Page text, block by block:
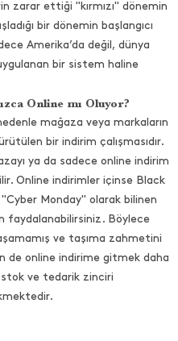
zarar ettiği "kırmızı" dönemin
bir dönemin başlangıcı
Amerika’da değil, dünya
bir sistem haline
Online mı Oluyor?
mağaza veya markaların
bir indirim çalışmasıdır.
ya da sadece online indirim
Online indirimler içinse Black
Monday" olarak bilinen
faydalanabilirsiniz. Böylece
ve taşıma zahmetini
de online indirime gitmek daha
stok ve tedarik zinciri